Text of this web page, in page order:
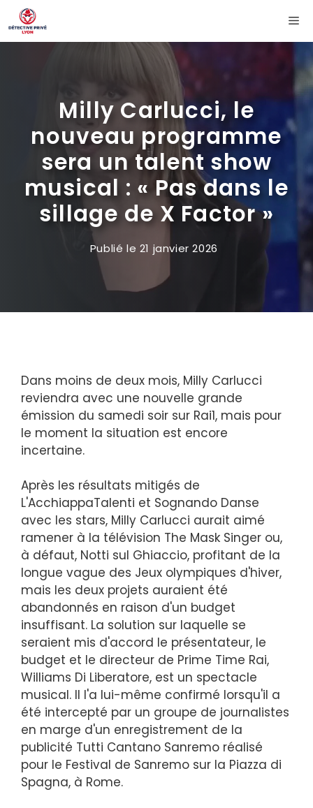
Aller
au
contenu
Milly Carlucci, le
nouveau programme
sera un talent show
musical : « Pas dans le
sillage de X Factor »
Publié le 21 janvier 2026
Dans moins de deux mois, Milly Carlucci
reviendra avec une nouvelle grande
émission du samedi soir sur Rai1, mais pour
le moment la situation est encore
incertaine.
Après les résultats mitigés de
L'AcchiappaTalenti et Sognando Danse
avec les stars, Milly Carlucci aurait aimé
ramener à la télévision The Mask Singer ou,
à défaut, Notti sul Ghiaccio, profitant de la
longue vague des Jeux olympiques d'hiver,
mais les deux projets auraient été
abandonnés en raison d'un budget
insuffisant. La solution sur laquelle se
seraient mis d'accord le présentateur, le
budget et le directeur de Prime Time Rai,
Williams Di Liberatore, est un spectacle
musical. Il l'a lui-même confirmé lorsqu'il a
été intercepté par un groupe de journalistes
en marge d'un enregistrement de la
publicité Tutti Cantano Sanremo réalisé
pour le Festival de Sanremo sur la Piazza di
Spagna, à Rome.